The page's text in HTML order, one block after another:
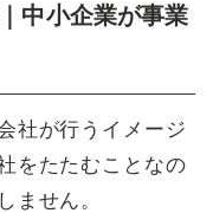
中小企業が事業
社が行うイメージ
をたたむことなの
ません。